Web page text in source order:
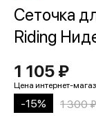
В конюшню
ЗООТОВАРЫ
Для собаки
Сувениры/
Сеточка
Riding
1 105 ₽
-15% 1 300 ₽